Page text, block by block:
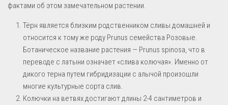
фактами об этом замечательном растении.
Тёрн является близким родственником сливы домашней и
относится к тому же роду Prunus семейства Розовые.
Ботаническое название растения — Prunus spinosa, что в
переводе с латыни означает «слива колючая». Именно от
дикого терна путем гибридизации с алычой произошли
многие культурные сорта слив.
Колючки на ветвях достигают длины 2-4 сантиметров и